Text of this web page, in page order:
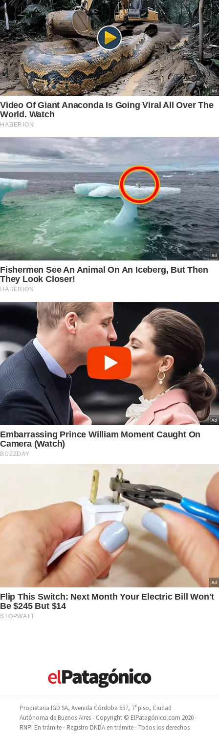
Propietaria IGD SA, Avenida Córdoba 657, 7° piso, Ciudad
Autónoma de Buenos Aires - Copyright © ElPatagónico.com 2020 -
RNPI En trámite - Registro DNDA en trámite - Todos los derechos